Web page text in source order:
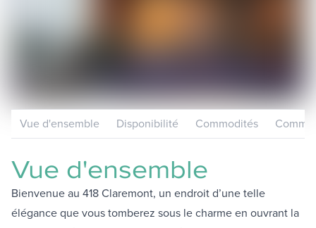
Vue d'ensemble Disponibilité Commodités
Vue d'ensemble
Bienvenue au 418 Claremont, un endroit d’une telle
élégance que vous tomberez sous le charme en ouvrant la